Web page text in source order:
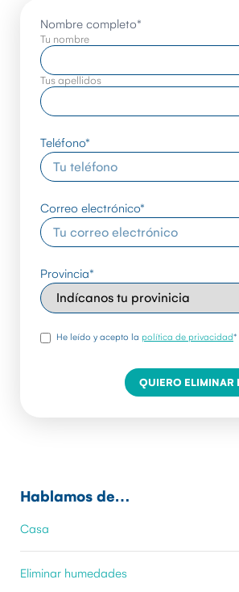
Nombre completo*
Tu nombre
Tus apellidos
Teléfono*
Correo electrónico*
Provincia*
rgpd*
He leído y acepto la política de privacidad*
Hablamos de…
Casa
Eliminar humedades